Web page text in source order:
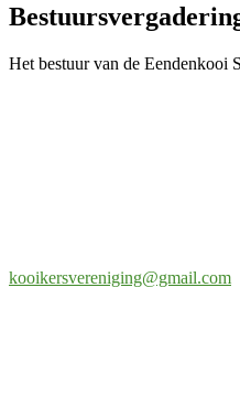
Het bestuur van de Eendenkooi
kooikersvereniging@gmail.com